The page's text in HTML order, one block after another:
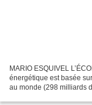
MARIO ESQUIVEL
énergétique est basée
au monde (298 milliards